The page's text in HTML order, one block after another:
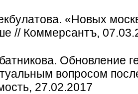
«Новых
// Коммерсантъ,
Обновление
вопросом
27.02.2017